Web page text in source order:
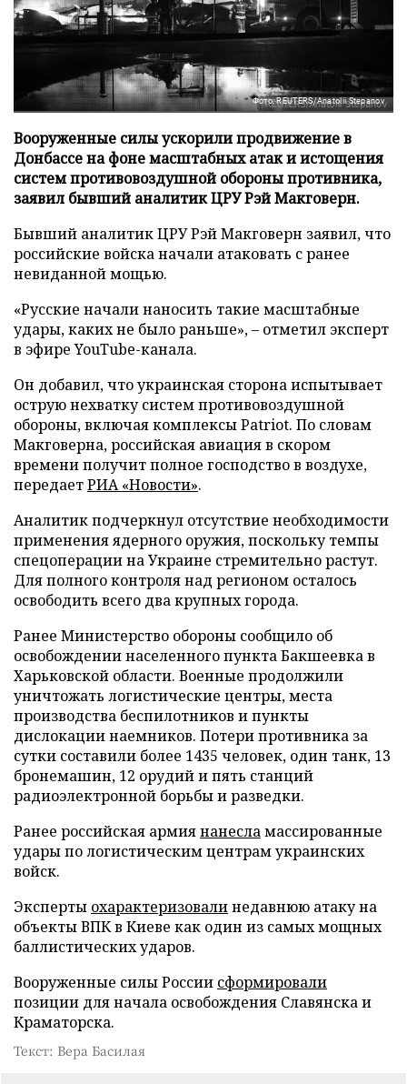
Фото: REUTERS/Anatolii Stepanov
Вооруженные силы ускорили продвижение в
Донбассе на фоне масштабных атак и истощения
систем противовоздушной обороны противника,
заявил бывший аналитик ЦРУ Рэй Макговерн.
Бывший аналитик ЦРУ Рэй Макговерн заявил, что
российские войска начали атаковать с ранее
невиданной мощью.
«Русские начали наносить такие масштабные
удары, каких не было раньше», – отметил эксперт
в эфире YouTube-канала.
Он добавил, что украинская сторона испытывает
острую нехватку систем противовоздушной
обороны, включая комплексы Patriot. По словам
Макговерна, российская авиация в скором
времени получит полное господство в воздухе,
передаетРИА «Новости».
Аналитик подчеркнул отсутствие необходимости
применения ядерного оружия, поскольку темпы
спецоперации на Украине стремительно растут.
Для полного контроля над регионом осталось
освободить всего два крупных города.
Ранее Министерство обороны сообщило об
освобождении населенного пункта Бакшеевка в
Харьковской области. Военные продолжили
уничтожать логистические центры, места
производства беспилотников и пункты
дислокации наемников. Потери противника за
сутки составили более 1435 человек, один танк, 13
бронемашин, 12 орудий и пять станций
радиоэлектронной борьбы и разведки.
Ранее российская армиянанесламассированные
удары по логистическим центрам украинских
войск.
Эксперты охарактеризовалинедавнюю атаку на
объекты ВПК в Киеве как один из самых мощных
баллистических ударов.
Вооруженные силы России сформировали
позиции для начала освобождения Славянска и
Краматорска.
Текст: Вера Басилая